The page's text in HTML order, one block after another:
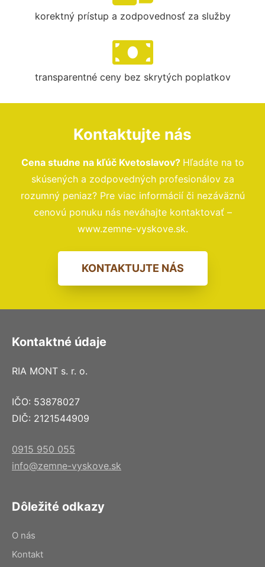
korektný prístup a zodpovednosť za služby
transparentné ceny bez skrytých poplatkov
Kontaktujte nás
Cena studne na kľúč Kvetoslavov? Hľadáte na to
skúsených a zodpovedných profesionálov za
rozumný peniaz? Pre viac informácií či nezáväznú
cenovú ponuku nás neváhajte kontaktovať –
www.zemne-vyskove.sk.
KONTAKTUJTE NÁS
Kontaktné údaje
RIA MONT s. r. o.
IČO: 53878027
DIČ: 2121544909
0915 950 055
info@zemne-vyskove.sk
Dôležité odkazy
O nás
Kontakt